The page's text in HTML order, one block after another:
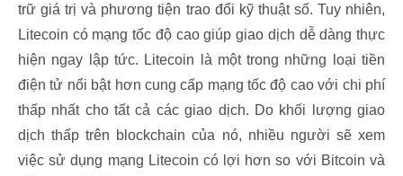
trữ giá trị và phương tiện trao đổi kỹ thuật số. Tuy nhiên,
Litecoin có mạng tốc độ cao giúp giao dịch dễ dàng thực
hiện ngay lập tức. Litecoin là một trong những loại tiền
điện tử nổi bật hơn cung cấp mạng tốc độ cao với chi phí
thấp nhất cho tất cả các giao dịch. Do khối lượng giao
dịch thấp trên blockchain của nó, nhiều người sẽ xem
việc sử dụng mạng Litecoin có lợi hơn so với Bitcoin và